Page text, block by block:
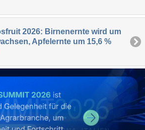
2026: Birnenernte wird um
Apfelernte um 15,6 %